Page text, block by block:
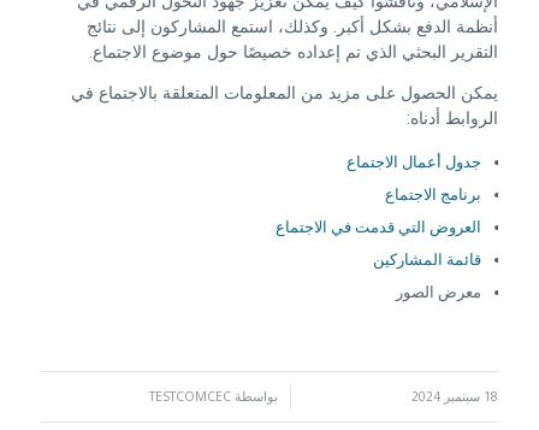
أنظمة الدفع بشكل أكبر. وكذلك، استمع المشاركون إلى نتائج
التقرير البحثي الذي تم إعداده خصيصًا حول موضوع الاجتماع.
يمكن الحصول على مزيد من المعلومات المتعلقة بالاجتماع في
الروابط أدناه:
جدول أعمال الاجتماع
برنامج الاجتماع
العروض التي قدمت في الاجتماع
قائمة المشاركين
معرض الصور
18 سبتمبر 2024 بواسطة TESTCOMCEC